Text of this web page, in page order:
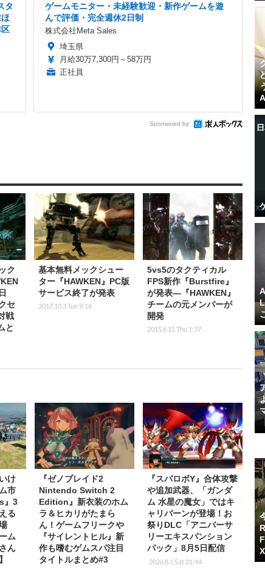
タ
ゲームモニター・未経験歓迎・新作ゲームを遊
んで評価・完全週休2日制
株式会社Meta Sales
埼玉県
月給30万7,300円～58万円
正社員
Sponsored by
ク
セ
戦
と
基本無料メックシュー
ター『HAWKEN』PC版
サービス終了が発表
2017.10.3 Tue 9:16
5vs5のタクティカル
FPS新作『Burstfire』
が発表―『HAWKEN』
チームの元メンバーが
開発
2015.6.11 Thu 1:37
け
市
』3
る
ム
ん
『ゼノブレイド2
Nintendo Switch 2
Edition』新衣装のホム
ラ＆ヒカリがたまら
ん！ゲームフリークや
『サイレントヒル』新
作も嗜むゲムスパ注目
タイトルまとめ#3
『スパロボY』合体攻撃
や追加武器、「ガンダ
ム 水星の魔女」ではキ
ャリバーンが登場！お
祭りDLC「アニバーサ
リーエキスパンション
パック」8月5日配信
2026.8.1 Sat 21:44